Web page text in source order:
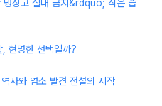
장고 절대 금지&rdquo; 작은 습
, 현명한 선택일까?
사와 염소 발견 전설의 시작